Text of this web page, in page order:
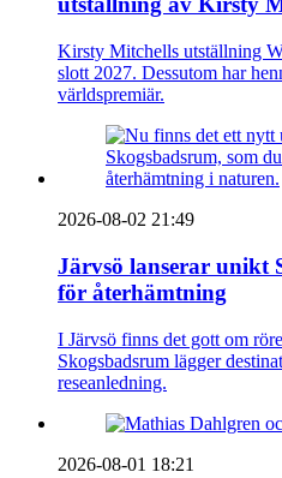
Kirsty Mitchells utställning
slott 2027. Dessutom har
världspremiär.
2026-08-02 21:49
Järvsö lanserar unikt
för återhämtning
I Järvsö finns det gott om
Skogsbadsrum lägger
reseanledning.
2026-08-01 18:21